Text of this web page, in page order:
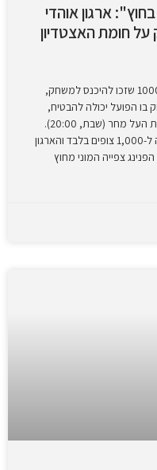
ארגון אוהדי
חומת האצטדיון
האוהדים החליטו לא להפלות בין אלה ה-1000 שזכו להיכנס למשחק,
הפועל יכולה להבטיח,
העפלה הסטורית לפלייאוף העליון של ליגת העל מחר (שבת, 20:00).
הנחיות פיקוד העורף מגבילות את הכניסה ל-1,000 צופים בלבד והארגון
צפייה המוני מחוץ